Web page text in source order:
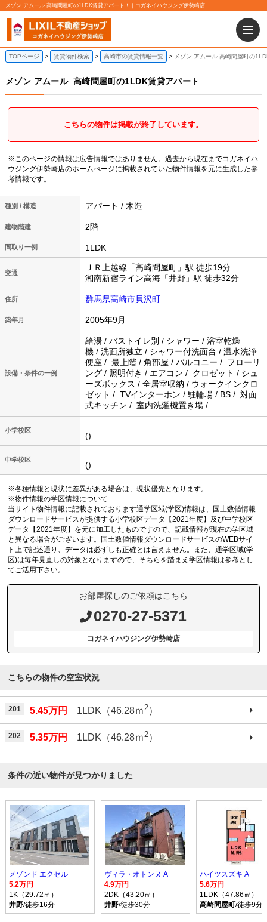
メゾン アムール 高崎問屋町の1LDK賃貸アパート！｜コガネイハウジング伊勢崎店
TOPページ 賃貸物件検索 高崎市の賃貸情報一覧 メゾン アムール 高崎問屋町の
メゾン アムール 高崎問屋町の1LDK賃貸アパート
こちらの物件は掲載が終了しています。
※このページの情報は広告情報ではありません。過去から現在までコガネイハ
ウジング伊勢崎店のホームぺージに掲載されていた物件情報を元に生成した参
考情報です。
種別 / 構造 アパート / 木造
建物階建 2階
間取り一例 1LDK
交通
ＪＲ上越線「高崎問屋町」駅 徒歩19分
湘南新宿ライン高海「井野」駅 徒歩32分
住所 群馬県高崎市貝沢町
築年月 2005年9月
設備・条件の一例
給湯 / バストイレ別 / シャワー / 浴室乾燥
機 / 洗面所独立 / シャワー付洗面台 / 温水洗浄
便座 / 最上階 / 角部屋 / バルコニー / フローリ
ング / 照明付き / エアコン / クロゼット / シュ
ーズボックス / 全居室収納 / ウォークインクロ
ゼット / TVインターホン / 駐輪場 / BS / 対面
式キッチン / 室内洗濯機置き場 /
小学校区
()
中学校区
()
※各種情報と現状に差異がある場合は、現状優先となります。
※物件情報の学区情報について
当サイト物件情報に記載されております通学区域(学区)情報は、国土数値情報
ダウンロードサービスが提供する小学校区データ【2021年度】及び中学校区
データ【2021年度】を元に加工したものですので、記載情報が現在の学区域
と異なる場合がございます。国土数値情報ダウンロードサービスのWEBサイ
ト上で記述通り、データは必ずしも正確とは言えません。また、通学区域(学
区)は毎年見直しの対象となりますので、そちらを踏まえ学区情報は参考とし
てご活用下さい。
お部屋探しのご依頼はこちら
0270-27-5371
コガネイハウジング伊勢崎店
こちらの物件の空室状況
201 5.45万円 1LDK（46.28ｍ2）
202 5.35万円 1LDK（46.28ｍ2）
条件の近い物件が見つかりました
メゾンド エクセル
5.2万円
1K（29.72㎡）
井野/徒歩16分
ヴィラ・オトンヌ A
4.9万円
2DK（43.20㎡）
井野/徒歩30分
ハイツスズキ A
5.6万円
1LDK（47.86㎡）
高崎問屋町/徒歩9分